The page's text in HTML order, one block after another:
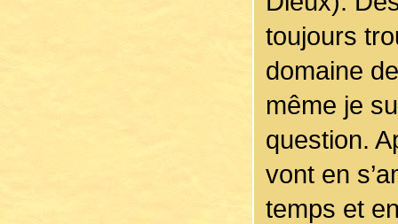
toujours
domaine
même je
question.
vont en
temps et